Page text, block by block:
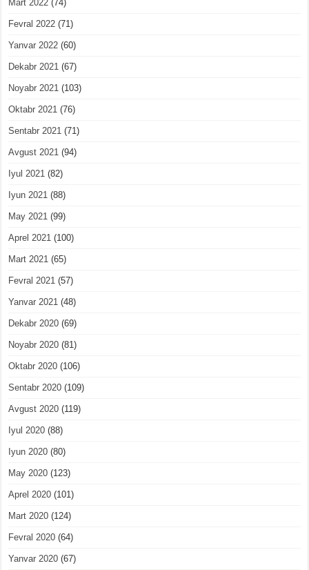
Mart 2022 (74)
Fevral 2022 (71)
Yanvar 2022 (60)
Dekabr 2021 (67)
Noyabr 2021 (103)
Oktabr 2021 (76)
Sentabr 2021 (71)
Avgust 2021 (94)
Iyul 2021 (82)
Iyun 2021 (88)
May 2021 (99)
Aprel 2021 (100)
Mart 2021 (65)
Fevral 2021 (57)
Yanvar 2021 (48)
Dekabr 2020 (69)
Noyabr 2020 (81)
Oktabr 2020 (106)
Sentabr 2020 (109)
Avgust 2020 (119)
Iyul 2020 (88)
Iyun 2020 (80)
May 2020 (123)
Aprel 2020 (101)
Mart 2020 (124)
Fevral 2020 (64)
Yanvar 2020 (67)